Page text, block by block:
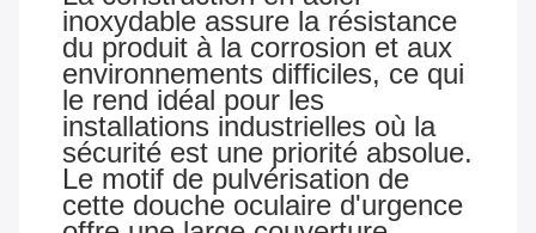
inoxydable assure la résistance
du produit à la corrosion et aux
environnements difficiles, ce qui
le rend idéal pour les
installations industrielles où la
sécurité est une priorité absolue.
Le motif de pulvérisation de
cette douche oculaire d'urgence